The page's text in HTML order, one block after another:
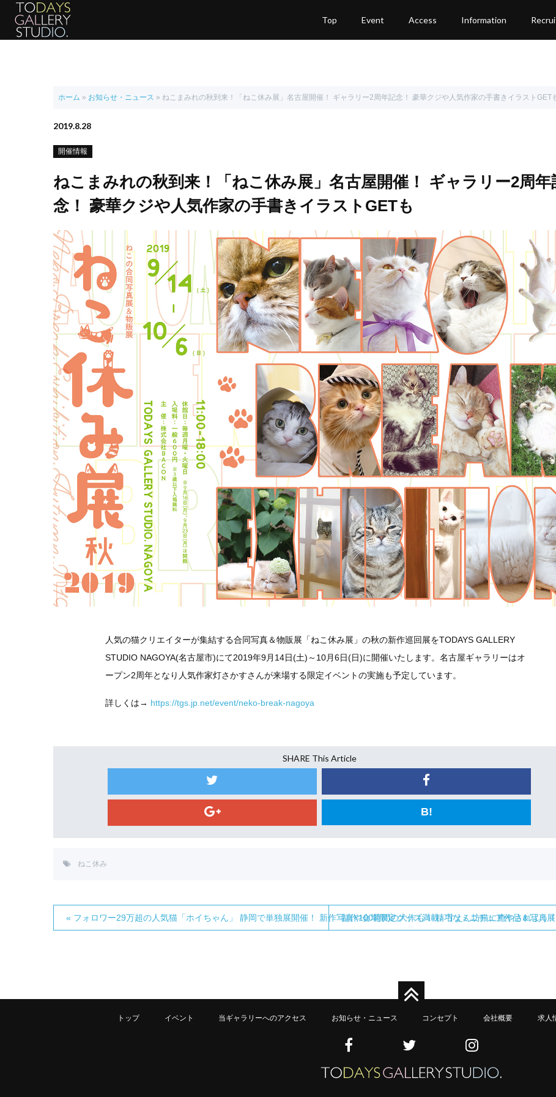
Top Event Access Information
ホーム » お知らせ・ニュース » ねこまみれの秋到来！「ねこ休み展」名古屋開催！ ギャラリー2周年記念！ 豪華クジや人気作家の手書きイラストGET
2019.8.28
開催情報
ねこまみれの秋到来！「ねこ休み展」名古屋開催！ ギャラリー2周年
念！ 豪華クジや人気作家の手書きイラストGETも
人気の猫クリエイターが集結する合同写真＆物販展「ねこ休み展」の秋の新作巡回展をTODAYS GALLERY
STUDIO NAGOYA(名古屋市)にて2019年9月14日(土)～10月6日(日)に開催いたします。名古屋ギャラリーはオ
ープン2周年となり人気作家灯さかすさんが来場する限定イベントの実施も予定しています。
詳しくは→ https://tgs.jp.net/event/neko-break-nagoya
SHARE This Article
B!
ねこ休み
« フォロワー29万超の人気猫「ホイちゃん」 静岡で単独展開催！ 新作写真や会場限定グッズ満載♪ 甘えん坊猫に癒やされよう！
制作100時間の大作も！ 精巧なミニチュア作品＆写真
トップ イベント 当ギャラリーへのアクセス お知らせ・ニュース コンセプト 会社概要 求人